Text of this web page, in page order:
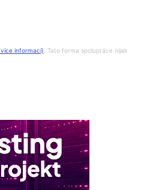
informací) . Tato forma spolupráce nijak